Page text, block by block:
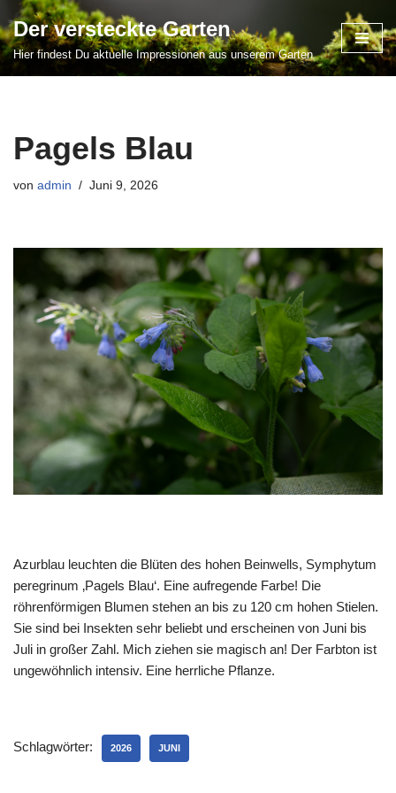
Zum
Inhalt
Der versteckte Garten
Hier findest Du aktuelle Impressionen aus unserem Garten
Pagels Blau
von admin Juni 9, 2026
Azurblau leuchten die Blüten des hohen Beinwells, Symphytum
peregrinum ‚Pagels Blau‘. Eine aufregende Farbe! Die
röhrenförmigen Blumen stehen an bis zu 120 cm hohen Stielen.
Sie sind bei Insekten sehr beliebt und erscheinen von Juni bis
Juli in großer Zahl. Mich ziehen sie magisch an! Der Farbton ist
ungewöhnlich intensiv. Eine herrliche Pflanze.
Schlagwörter: 2026 JUNI